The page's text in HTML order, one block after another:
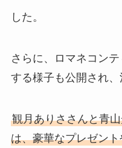
した。
さらに、ロマネコン
する様子も公開され、
観月ありささんと青
は、豪華なプレゼン